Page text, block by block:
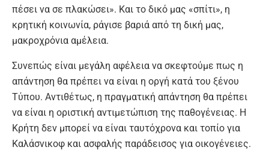
πέσει να σε πλακώσει». Και το δικό μας «σπίτι», η
κρητική κοινωνία, ράγισε βαριά από τη δική μας,
μακροχρόνια αμέλεια.
Συνεπώς είναι μεγάλη αφέλεια να σκεφτούμε πως η
απάντηση θα πρέπει να είναι η οργή κατά του ξένου
Τύπου. Αντιθέτως, η πραγματική απάντηση θα πρέπει
να είναι η οριστική αντιμετώπιση της παθογένειας. Η
Κρήτη δεν μπορεί να είναι ταυτόχρονα και τοπίο για
Καλάσνικοφ και ασφαλής παράδεισος για οικογένειες.